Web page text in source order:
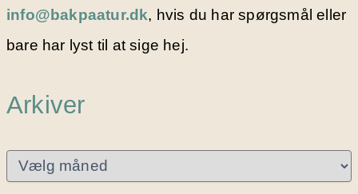
info@bakpaatur.dk, hvis du har spørgsmål eller
bare har lyst til at sige hej.
Arkiver